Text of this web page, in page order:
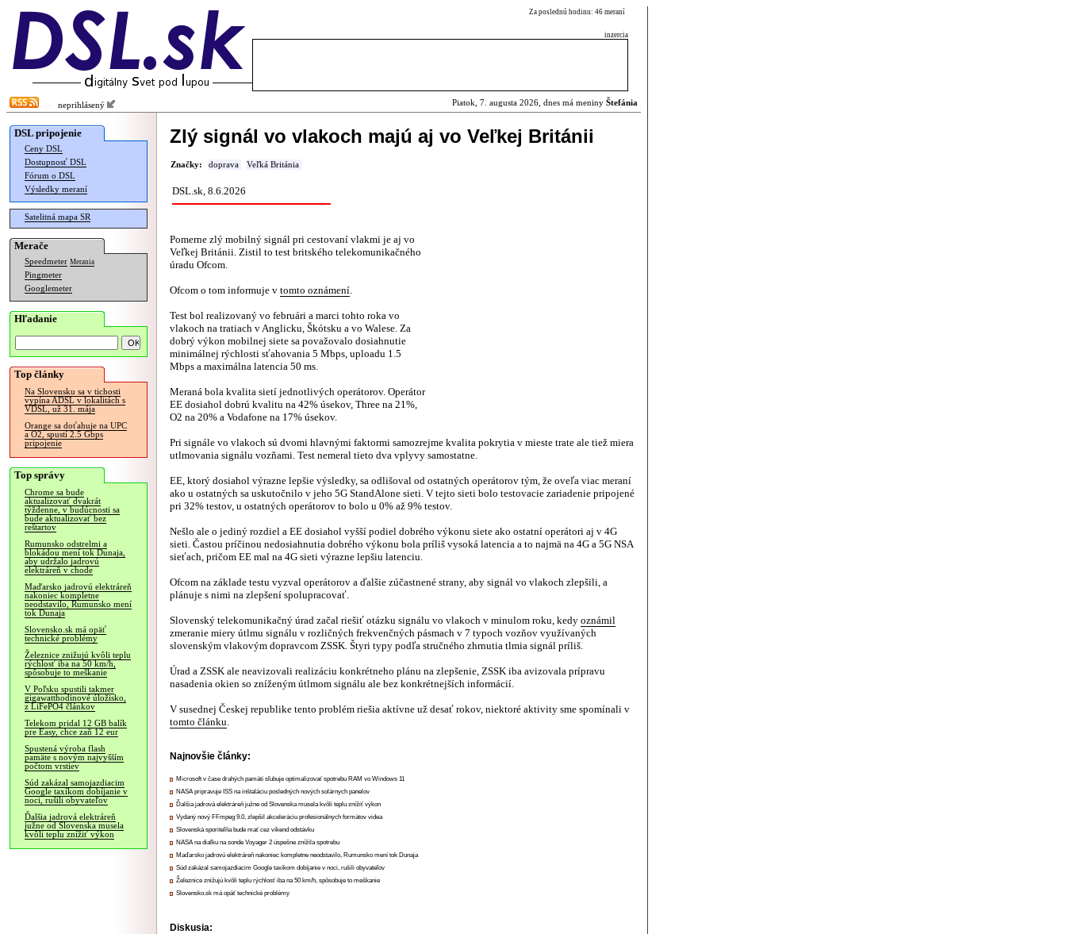
Za poslednú hodinu: 46 meraní
inzercia
neprihlásený Piatok, 7. augusta 2026, dnes má meniny Štefánia
DSL pripojenie
Ceny DSL
Dostupnosť DSL
Fórum o DSL
Výsledky meraní
Satelitná mapa SR
Merače
Speedmeter Merania
Pingmeter
Googlemeter
Hľadanie
Top články
Na Slovensku sa v tichosti
vypína ADSL v lokalitách s
VDSL, už 31. mája
Orange sa doťahuje na UPC
a O2, spustí 2.5 Gbps
pripojenie
Top správy
Chrome sa bude
aktualizovať dvakrát
týždenne, v budúcnosti sa
bude aktualizovať bez
reštartov
Rumunsko odstrelmi a
blokádou mení tok Dunaja,
aby udržalo jadrovú
elektráreň v chode
Maďarsko jadrovú elektráreň
nakoniec kompletne
neodstavilo, Rumunsko mení
tok Dunaja
Slovensko.sk má opäť
technické problémy
Železnice znižujú kvôli teplu
rýchlosť iba na 50 km/h,
spôsobuje to meškanie
V Poľsku spustili takmer
gigawatthodinové úložisko,
z LiFePO4 článkov
Telekom pridal 12 GB balík
pre Easy, chce zaň 12 eur
Spustená výroba flash
pamäte s novým najvyšším
počtom vrstiev
Súd zakázal samojazdiacim
Google taxíkom dobíjanie v
noci, rušili obyvateľov
Ďalšia jadrová elektráreň
južne od Slovenska musela
kvôli teplu znížiť výkon
Zlý signál vo vlakoch majú aj vo Veľkej Británii
Značky: doprava Veľká Británia
DSL.sk, 8.6.2026
Pomerne zlý mobilný signál pri cestovaní vlakmi je aj vo
Veľkej Británii. Zistil to test britského telekomunikačného
úradu Ofcom.
Ofcom o tom informuje v tomto oznámení.
Test bol realizovaný vo februári a marci tohto roka vo
vlakoch na tratiach v Anglicku, Škótsku a vo Walese. Za
dobrý výkon mobilnej siete sa považovalo dosiahnutie
minimálnej rýchlosti sťahovania 5 Mbps, uploadu 1.5
Mbps a maximálna latencia 50 ms.
Meraná bola kvalita sietí jednotlivých operátorov. Operátor
EE dosiahol dobrú kvalitu na 42% úsekov, Three na 21%,
O2 na 20% a Vodafone na 17% úsekov.
Pri signále vo vlakoch sú dvomi hlavnými faktormi samozrejme kvalita pokrytia v mieste trate ale tiež miera
utlmovania signálu vozňami. Test nemeral tieto dva vplyvy samostatne.
EE, ktorý dosiahol výrazne lepšie výsledky, sa odlišoval od ostatných operátorov tým, že oveľa viac meraní
ako u ostatných sa uskutočnilo v jeho 5G StandAlone sieti. V tejto sieti bolo testovacie zariadenie pripojené
pri 32% testov, u ostatných operátorov to bolo u 0% až 9% testov.
Nešlo ale o jediný rozdiel a EE dosiahol vyšší podiel dobrého výkonu siete ako ostatní operátori aj v 4G
sieti. Častou príčinou nedosiahnutia dobrého výkonu bola príliš vysoká latencia a to najmä na 4G a 5G NSA
sieťach, pričom EE mal na 4G sieti výrazne lepšiu latenciu.
Ofcom na základe testu vyzval operátorov a ďalšie zúčastnené strany, aby signál vo vlakoch zlepšili, a
plánuje s nimi na zlepšení spolupracovať.
Slovenský telekomunikačný úrad začal riešiť otázku signálu vo vlakoch v minulom roku, kedy oznámil
zmeranie miery útlmu signálu v rozličných frekvenčných pásmach v 7 typoch vozňov využívaných
slovenským vlakovým dopravcom ZSSK. Štyri typy podľa stručného zhrnutia tlmia signál príliš.
Úrad a ZSSK ale neavizovali realizáciu konkrétneho plánu na zlepšenie, ZSSK iba avizovala prípravu
nasadenia okien so zníženým útlmom signálu ale bez konkrétnejších informácií.
V susednej Českej republike tento problém riešia aktívne už desať rokov, niektoré aktivity sme spomínali v
tomto článku.
Najnovšie články:
Microsoft v čase drahých pamätí sľubuje optimalizovať spotrebu RAM vo Windows 11
NASA pripravuje ISS na inštaláciu posledných nových solárnych panelov
Ďalšia jadrová elektráreň južne od Slovenska musela kvôli teplu znížiť výkon
Vydaný nový FFmpeg 9.0, zlepšil akceleráciu profesionálnych formátov videa
Slovenská sporiteľňa bude mať cez víkend odstávku
NASA na diaľku na sonde Voyager 2 úspešne znížila spotrebu
Maďarsko jadrovú elektráreň nakoniec kompletne neodstavilo, Rumunsko mení tok Dunaja
Súd zakázal samojazdiacim Google taxíkom dobíjanie v noci, rušili obyvateľov
Železnice znižujú kvôli teplu rýchlosť iba na 50 km/h, spôsobuje to meškanie
Slovensko.sk má opäť technické problémy
Diskusia: